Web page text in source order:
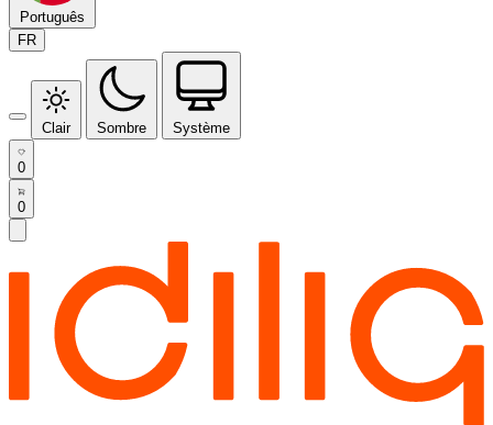
Português
FR
Clair Sombre Système
0
0